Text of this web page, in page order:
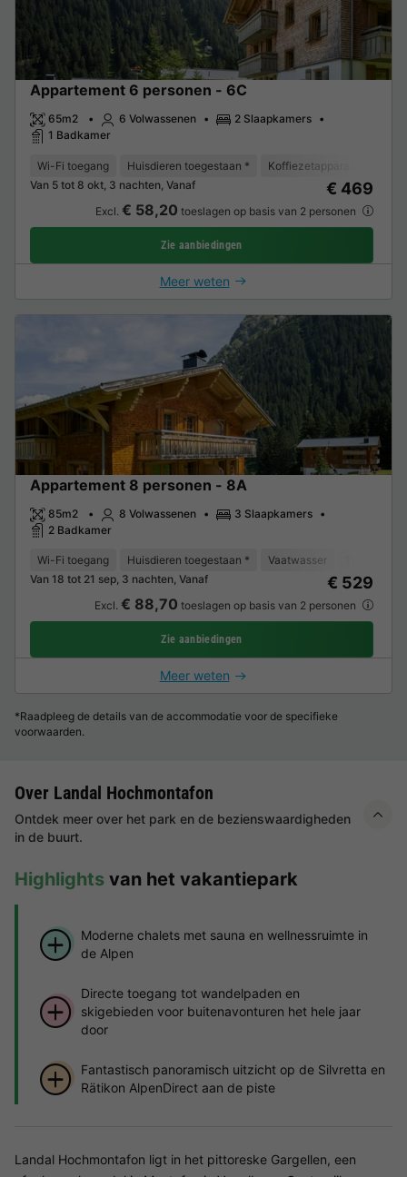
Appartement 6 personen - 6C
65m2 6 Volwassenen
2 Slaapkamers
1 Badkamer
Wi-Fi toegang Huisdieren toegestaan * Koffiezetapparaat
Van 5 tot 8 okt, 3 nachten, Vanaf
€ 469
Excl. € 58,20 toeslagen op basis van 2 personen
Zie aanbiedingen
Meer weten
Appartement 8 personen - 8A
85m2 8 Volwassenen
3 Slaapkamers
2 Badkamer
Wi-Fi toegang Huisdieren toegestaan * Vaatwasser
Van 18 tot 21 sep, 3 nachten, Vanaf
€ 529
Excl. € 88,70 toeslagen op basis van 2 personen
Zie aanbiedingen
Meer weten
*Raadpleeg de details van de accommodatie voor de specifieke
voorwaarden.
Over Landal Hochmontafon
Ontdek meer over het park en de bezienswaardigheden
in de buurt.
Highlights van het vakantiepark
Moderne chalets met sauna en wellnessruimte in
de Alpen
Directe toegang tot wandelpaden en
skigebieden voor buitenavonturen het hele jaar
door
Fantastisch panoramisch uitzicht op de Silvretta en
Rätikon AlpenDirect aan de piste
Landal Hochmontafon ligt in het pittoreske Gargellen, een